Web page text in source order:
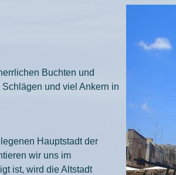
Buchten und
und viel Ankern in
Hauptstadt der
wir uns im
ist, wird die Altstadt